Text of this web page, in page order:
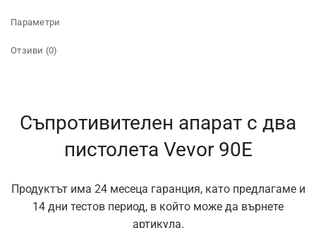
Параметри
Отзиви (0)
Съпротивителен апарат с два
пистолета Vevor 90E
Продуктът има 24 месеца гаранция, като предлагаме и
14 дни тестов период, в който може да върнете
артикула.